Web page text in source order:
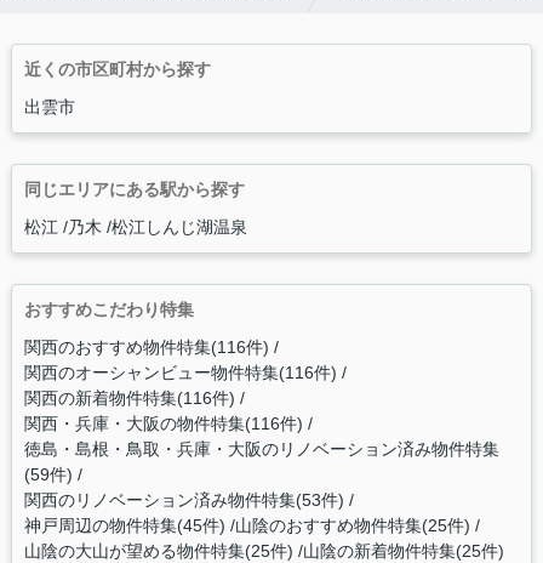
近くの市区町村から探す
出雲市
同じエリアにある駅から探す
松江 乃木 松江しんじ湖温泉
おすすめこだわり特集
関西のおすすめ物件特集(116件)
関西のオーシャンビュー物件特集(116件)
関西の新着物件特集(116件)
関西・兵庫・大阪の物件特集(116件)
徳島・島根・鳥取・兵庫・大阪のリノベーション済み物件特集
(59件)
関西のリノベーション済み物件特集(53件)
神戸周辺の物件特集(45件) 山陰のおすすめ物件特集(25件)
山陰の大山が望める物件特集(25件) 山陰の新着物件特集(25件)